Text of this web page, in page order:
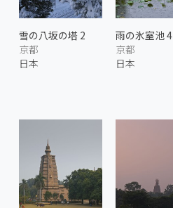
雪の八坂の塔 2
京都
日本
雨の氷室池 4
京都
日本